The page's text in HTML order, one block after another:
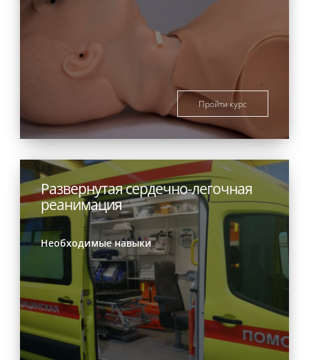
Пройти курс
Развернутая сердечно-легочная
реанимация
Необходимые навыки